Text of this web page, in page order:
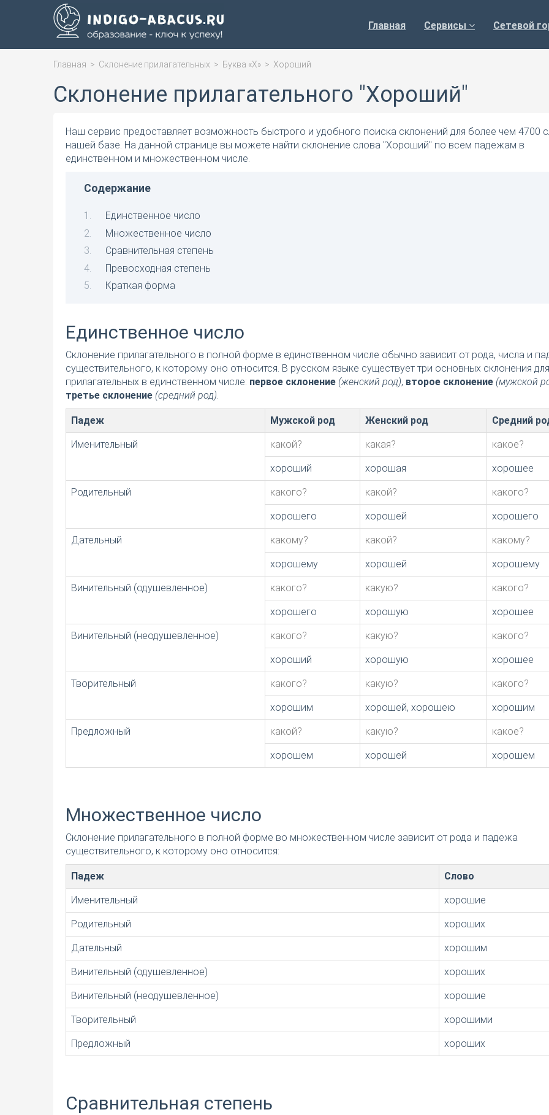
Главная Сервисы Сетевой
Главная > Склонение прилагательных > Буква «Х» > Хороший
Склонение прилагательного "Хороший"
Наш сервис предоставляет возможность быстрого и удобного поиска склонений для более чем 4700
нашей базе. На данной странице вы можете найти склонение слова "Хороший" по всем падежам в
единственном и множественном числе.
Содержание
Единственное число
Множественное число
Сравнительная степень
Превосходная степень
Краткая форма
Единственное число
Склонение прилагательного в полной форме в единственном числе обычно зависит от рода, числа и
существительного, к которому оно относится. В русском языке существует три основных склонения для
прилагательных в единственном числе: первое склонение (женский род), второе склонение (мужской
третье склонение (средний род).
Падеж Мужской род Женский род Средний
Именительный какой? какая? какое?
хороший хорошая хорошее
Родительный какого? какой? какого?
хорошего хорошей хорошего
Дательный какому? какой? какому?
хорошему хорошей хорошему
Винительный (одушевленное) какого? какую? какого?
хорошего хорошую хорошее
Винительный (неодушевленное) какого? какую? какого?
хороший хорошую хорошее
Творительный какого? какую? какого?
хорошим хорошей, хорошею хорошим
Предложный какой? какую? какое?
хорошем хорошей хорошем
Множественное число
Склонение прилагательного в полной форме во множественном числе зависит от рода и падежа
существительного, к которому оно относится:
Падеж Слово
Именительный хорошие
Родительный хороших
Дательный хорошим
Винительный (одушевленное) хороших
Винительный (неодушевленное) хорошие
Творительный хорошими
Предложный хороших
Сравнительная степень